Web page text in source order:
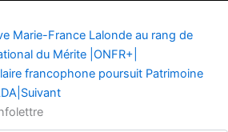
Marie-France Lalonde au rang de
du Mérite |ONFR+|
francophone poursuit Patrimoine
Suivant